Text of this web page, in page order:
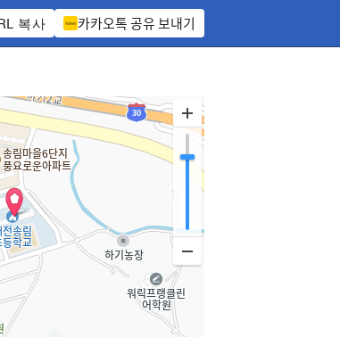
복사 카카오톡 공유 보내기